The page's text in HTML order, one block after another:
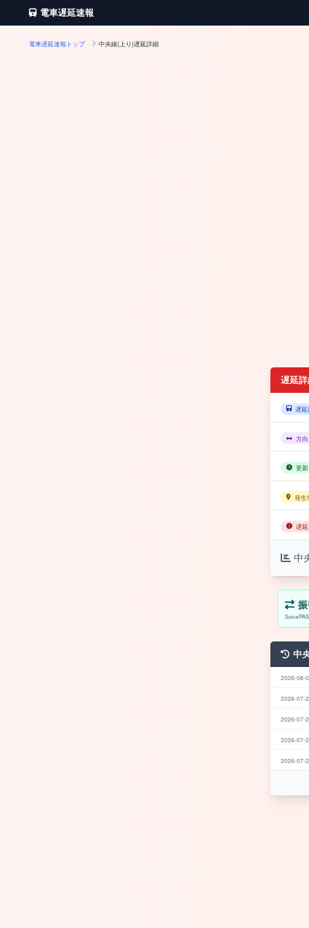
電車遅延速報
電車遅延速報トップ 中央線(上り)遅延詳細
遅延
遅延
方向
更
発生
遅
中
Suica/
中
2026-08-
2026-07-
2026-07-
2026-07-
2026-07-